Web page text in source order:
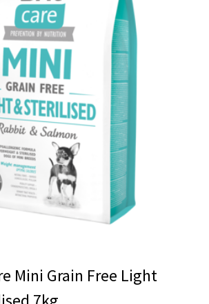
Mini Grain Free Light